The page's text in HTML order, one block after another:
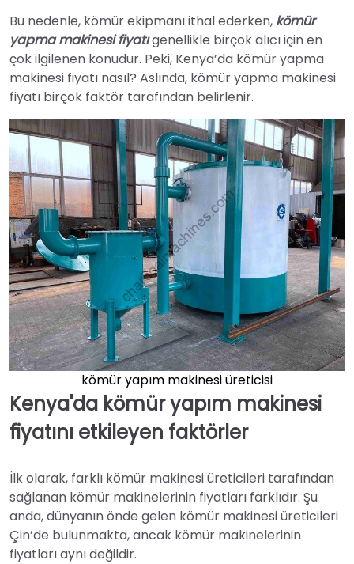
Bu nedenle, kömür ekipmanı ithal ederken, kömür
yapma makinesi fiyatıgenellikle birçok alıcı için en
çok ilgilenen konudur. Peki, Kenya’da kömür yapma
makinesi fiyatı nasıl? Aslında, kömür yapma makinesi
fiyatı birçok faktör tarafından belirlenir.
kömür yapım makinesi üreticisi
Kenya'da kömür yapım makinesi
fiyatını etkileyen faktörler
İlk olarak, farklı kömür makinesi üreticileri tarafından
sağlanan kömür makinelerinin fiyatları farklıdır. Şu
anda, dünyanın önde gelen kömür makinesi üreticileri
Çin’de bulunmakta, ancak kömür makinelerinin
fiyatları aynı değildir.